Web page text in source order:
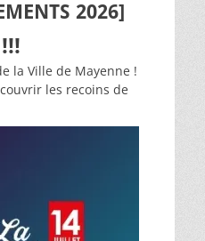
2026]
la Ville de Mayenne !
les recoins de